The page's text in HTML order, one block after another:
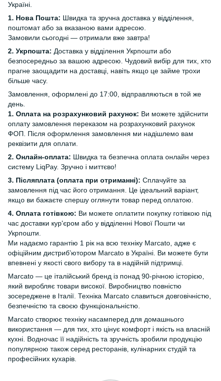
Україні.
1. Нова Пошта: Швидка та зручна доставка у відділення,
поштомат або за вказаною вами адресою.
Замовили сьогодні — отримали вже завтра!
2. Укрпошта: Доставка у відділення Укрпошти або
безпосередньо за вашою адресою. Чудовий вибір для тих, хто
прагне заощадити на доставці, навіть якщо це займе трохи
більше часу.
Замовлення, оформлені до 17:00, відправляються в той же
день.
1. Оплата на розрахунковий рахунок: Ви можете здійснити
оплату замовлення переказом на розрахунковий рахунок
ФОП. Після оформлення замовлення ми надішлемо вам
реквізити для оплати.
2. Онлайн-оплата: Швидка та безпечна оплата онлайн через
систему LiqPay. Зручно і миттєво!
3. Післяплата (оплата при отриманні): Сплачуйте за
замовлення під час його отримання. Це ідеальний варіант,
якщо ви бажаєте спершу оглянути товар перед оплатою.
4. Оплата готівкою: Ви можете оплатити покупку готівкою під
час доставки кур'єром або у відділенні Нової Пошти чи
Укрпошти.
Ми надаємо гарантію 1 рік на всю техніку Marcato, адже є
офіційним дистриб’ютором Marcato в Україні. Ви можете бути
впевнені у якості свого вибору та в надійній підтримці.
Marcato — це італійський бренд із понад 90-річною історією,
який виробляє товари високої. Виробництво повністю
зосереджене в Італії. Техніка Marcato славиться довговічністю,
безпечністю та своєю функціональністю.
Marcato створює техніку насамперед для домашнього
використання — для тих, хто цінує комфорт і якість на власній
кухні. Водночас її надійність та зручність зробили продукцію
популярною також серед ресторанів, кулінарних студій та
професійних кухарів.